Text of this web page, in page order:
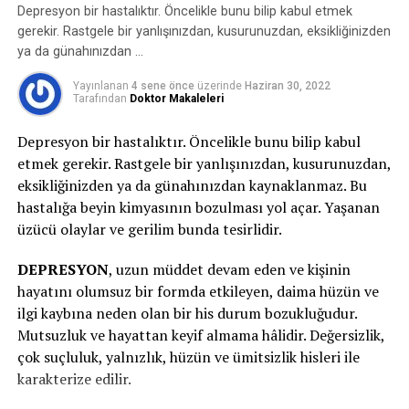
mantıksal bir şeylerle gelirse, biz onu geri
püskürtüyoruz. Çocuk da tıpkı halde. O his yoğunluğu
içerisindeyken, artık kızdığı şey neyse: “Evet, anlıyorum.
Şu an, şu şu şu sebeple öfkelisin. Ben de küçükken bu
türlü olduğunda senin üzere hissederdim.” deyip,
bilhassa de 0-3 yaştan bahsediyorsak şayet orada
bedensel temas kurarak, sakin bir ses tonuyla, yavaş
yavaş konuşarak, biz sakin davranıp onun da böylelikle
modunu aşağı çekmeye çalışarak, o dakikada itimat
veriyor olmamız ve hissini anladığımızı ona
hissettirmemiz kıymetli.
Unutulmaması gereken şey kriz anında yapılacak,
söylenecek hiçbir şeyin tesirli olamayacağıdır. Bu
kaçınılamayacak bir dalga üzere nitelendirilebilir. Dalga
geçtikten ve sular biraz durulduktan sonra çocuğun
yaşına ve duygusal olgunluğuna nazaran bahis hakkında
konuşulabilir. Çocuğun o anda yaşadığı hisler
Depresyon bir hastalıktır. Öncelikle bunu bilip kabul etmek
gerekir. Rastgele bir yanlışınızdan, kusurunuzdan, eksikliğinizden
ya da günahınızdan …
Yayınlanan 4 sene önce üzerinde Haziran 30, 2022
Tarafından Doktor Makaleleri
Depresyon bir hastalıktır. Öncelikle bunu bilip kabul
etmek gerekir. Rastgele bir yanlışınızdan, kusurunuzdan,
eksikliğinizden ya da günahınızdan kaynaklanmaz. Bu
hastalığa beyin kimyasının bozulması yol açar. Yaşanan
üzücü olaylar ve gerilim bunda tesirlidir.
DEPRESYON, uzun müddet devam eden ve kişinin
hayatını olumsuz bir formda etkileyen, daima hüzün ve
ilgi kaybına neden olan bir his durum bozukluğudur.
Mutsuzluk ve hayattan keyif almama hâlidir. Değersizlik,
çok suçluluk, yalnızlık, hüzün ve ümitsizlik hisleri ile
karakterize edilir.